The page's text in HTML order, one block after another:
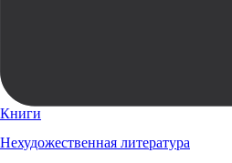
Книги
Нехудожественная литература